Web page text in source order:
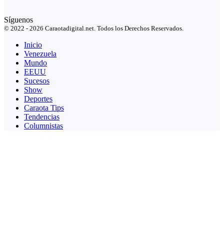
Síguenos
© 2022 - 2026 Caraotadigital.net. Todos los Derechos Reservados.
Inicio
Venezuela
Mundo
EEUU
Sucesos
Show
Deportes
Caraota Tips
Tendencias
Columnistas